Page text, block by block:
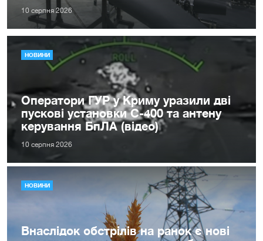
10 серпня 2026
НОВИНИ
Оператори ГУР у Криму уразили дві
пускові установки С-400 та антену
керування БпЛА (відео)
10 серпня 2026
НОВИНИ
Внаслідок обстрілів на ранок є нові